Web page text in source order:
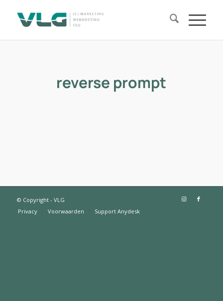
reverse prompt
© Copyright - VLG
Privacy
Voorwaarden Support Anydesk